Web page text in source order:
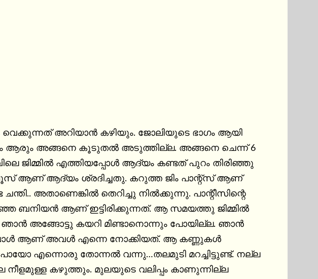
അറിയാൻ കഴിയും. ജോലിയുടെ ഭാഗം ആയി
ആരും അങ്ങനെ കൂടുതൽ അടുത്തില്ല. അങ്ങനെ ചെന്ന് 6
ജിമ്മിൽ എത്തിയപ്പോൾ ആദ്യം കണ്ടത് പുറം തിരിഞ്ഞു
ആണ് ആദ്യം ശ്രദിച്ചതു. കറുത്ത ജിം പാന്റ്സ് ആണ്
അതാണെങ്കിൽ തെറിച്ചു നിൽക്കുന്നു. പാന്റീസിന്റെ
ബനിയൻ ആണ് ഇട്ടിരിക്കുന്നത്. ആ സമയത്തു ജിമ്മിൽ
അങ്ങോട്ടു കയറി മിണ്ടാനൊന്നും പോയില്ല. ഞാൻ
ആണ് അവൾ എന്നെ നോക്കിയത്. ആ കണ്ണുകൾ
എന്നൊരു തോന്നൽ വന്നു…തലമുടി മറച്ചിട്ടുണ്ട്. നല്ല
നീളമുള്ള കഴുത്തും. മുലയുടെ വലിപ്പം കാണുന്നില്ല